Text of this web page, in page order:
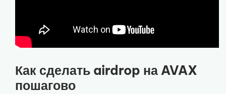
Как сделать airdrop на AVAX
пошагово